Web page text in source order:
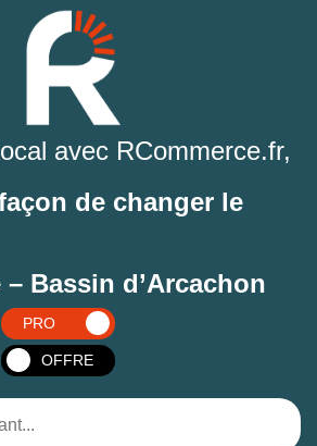
avec RCommerce.fr,
de changer le
– Bassin d’Arcachon
PRO
OFFRE